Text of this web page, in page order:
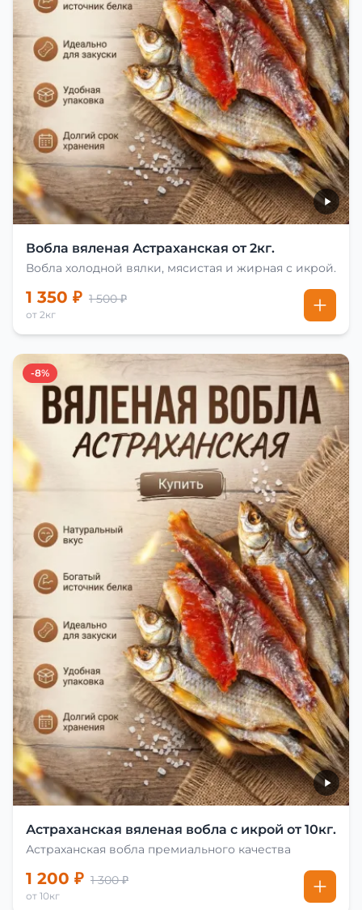
Вобла вяленая Астраханская от 2кг.
Вобла холодной вялки, мясистая и жирная с икрой.
1 350 ₽ 1 500 ₽
от 2кг
-8%
Астраханская вяленая вобла с икрой от 10кг.
Астраханская вобла премиального качества
1 200 ₽ 1 300 ₽
от 10кг